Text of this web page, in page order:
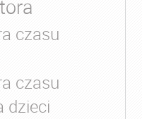
czasu
czasu
dzieci